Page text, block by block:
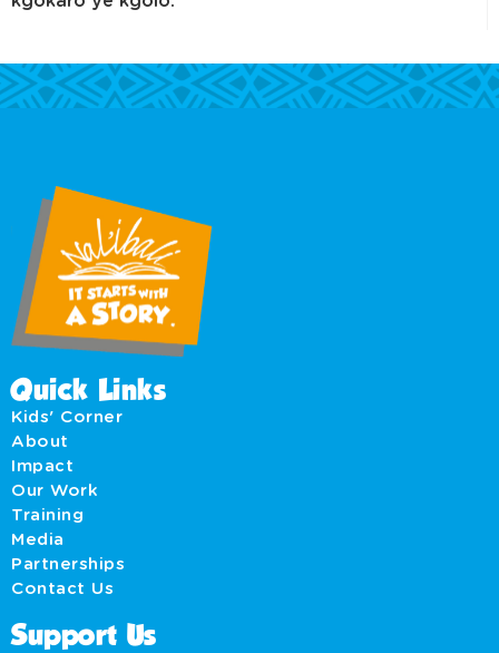
Quick Links
Kids' Corner
About
Impact
Our Work
Training
Media
Partnerships
Contact Us
Support Us